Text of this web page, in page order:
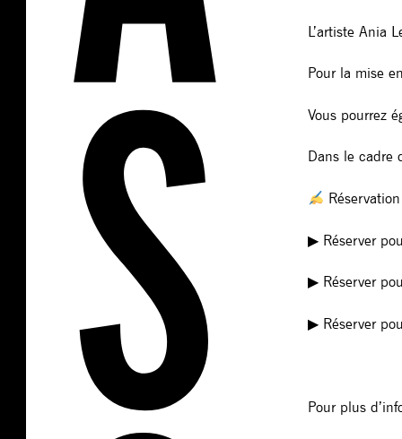
L’artiste Ania
Pour la mise
Vous pourrez
Dans le cadre
▶︎ Réserver
▶︎ Réserver
▶︎ Réserver
Pour plus